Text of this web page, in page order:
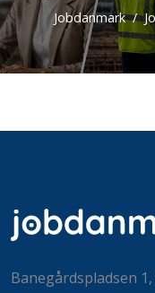
Jobdanmark
Banegårdspladsen 1,